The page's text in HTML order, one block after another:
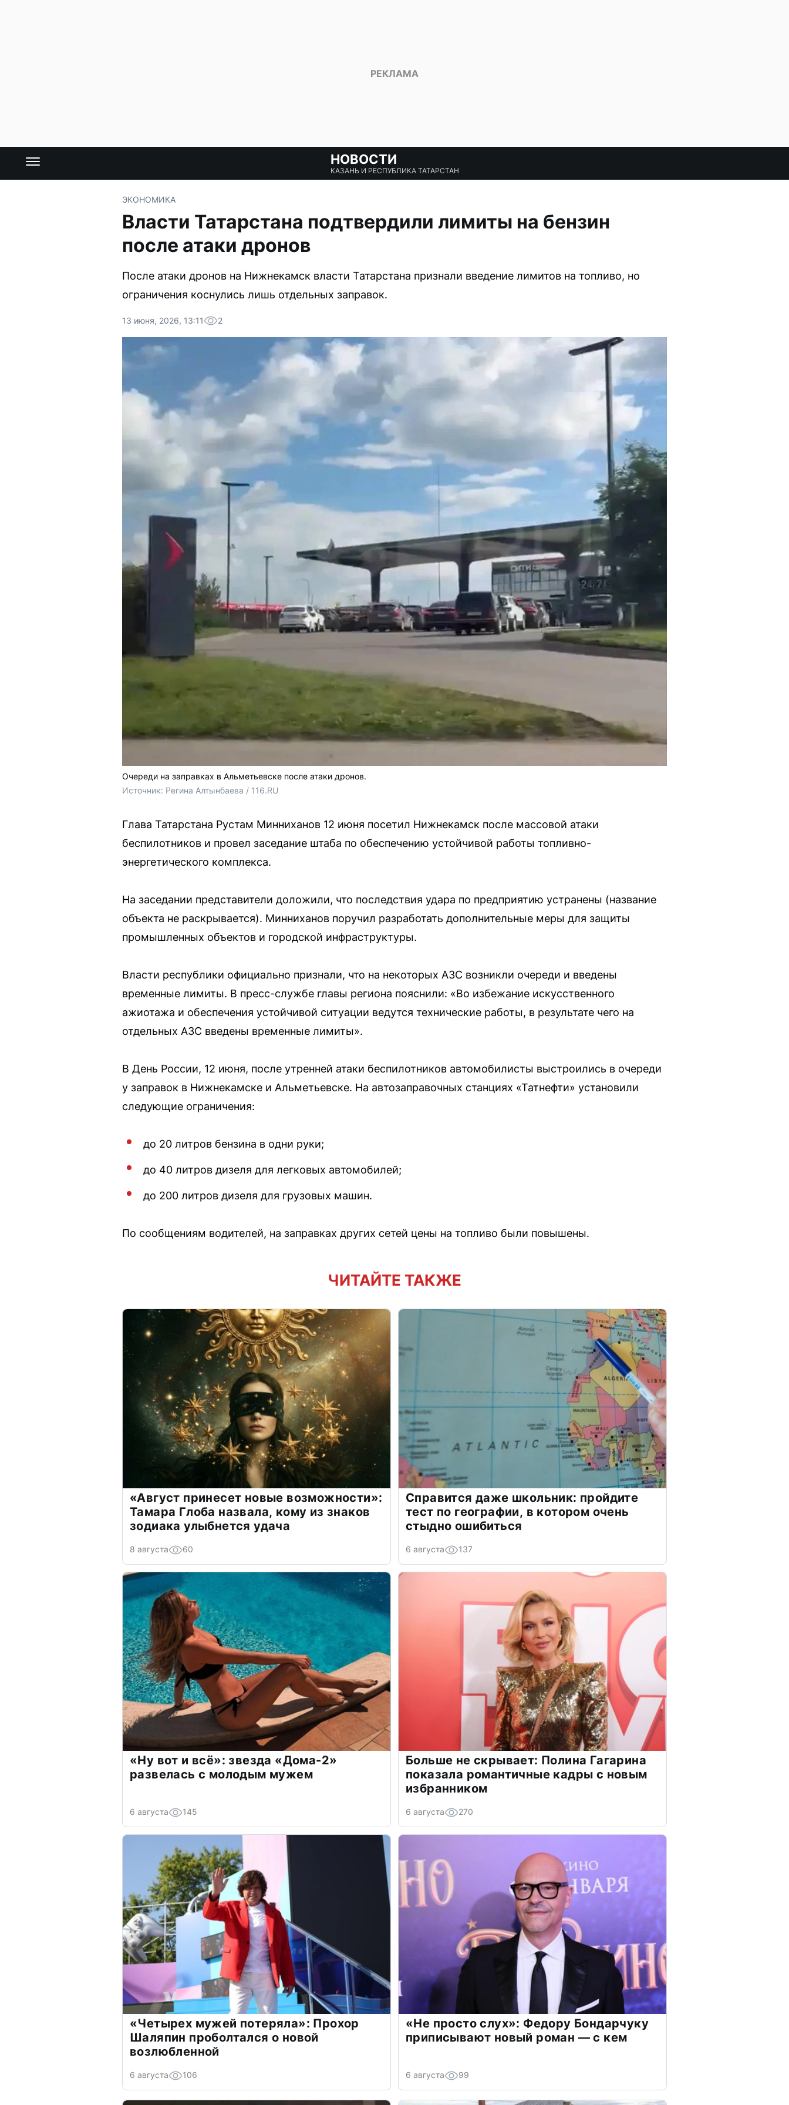
НОВОСТИ
КАЗАНЬ И РЕСПУБЛИКА ТАТАРСТАН
ЭКОНОМИКА
Власти Татарстана подтвердили лимиты на бензин
после атаки дронов
После атаки дронов на Нижнекамск власти Татарстана признали введение лимитов на топливо, но
ограничения коснулись лишь отдельных заправок.
13 июня, 2026, 13:11 2
Очереди на заправках в Альметьевске после атаки дронов.
Источник: Регина Алтынбаева / 116.RU
Глава Татарстана Рустам Минниханов 12 июня посетил Нижнекамск после массовой атаки
беспилотников и провел заседание штаба по обеспечению устойчивой работы топливно-
энергетического комплекса.
На заседании представители доложили, что последствия удара по предприятию устранены (название
объекта не раскрывается). Минниханов поручил разработать дополнительные меры для защиты
промышленных объектов и городской инфраструктуры.
Власти республики официально признали, что на некоторых АЗС возникли очереди и введены
временные лимиты. В пресс-службе главы региона пояснили: «Во избежание искусственного
ажиотажа и обеспечения устойчивой ситуации ведутся технические работы, в результате чего на
отдельных АЗС введены временные лимиты».
В День России, 12 июня, после утренней атаки беспилотников автомобилисты выстроились в очереди
у заправок в Нижнекамске и Альметьевске. На автозаправочных станциях «Татнефти» установили
следующие ограничения:
до 20 литров бензина в одни руки;
до 40 литров дизеля для легковых автомобилей;
до 200 литров дизеля для грузовых машин.
По сообщениям водителей, на заправках других сетей цены на топливо были повышены.
ЧИТАЙТЕ ТАКЖЕ
«Август принесет новые возможности»:
Тамара Глоба назвала, кому из знаков
зодиака улыбнется удача
8 августа 60
Справится даже школьник: пройдите
тест по географии, в котором очень
стыдно ошибиться
6 августа 137
«Ну вот и всё»: звезда «Дома-2»
развелась с молодым мужем
6 августа 145
Больше не скрывает: Полина Гагарина
показала романтичные кадры с новым
избранником
6 августа 270
«Четырех мужей потеряла»: Прохор
Шаляпин проболтался о новой
возлюбленной
6 августа 106
«Не просто слух»: Федору Бондарчуку
приписывают новый роман — с кем
6 августа 99